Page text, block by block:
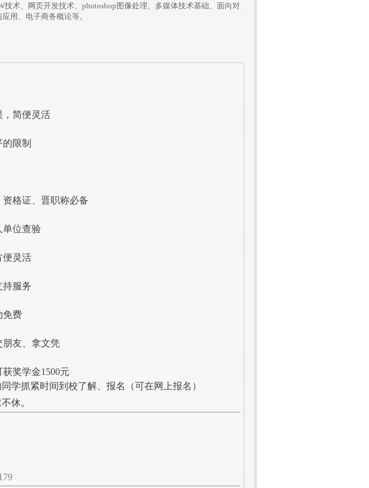
技术、网页开发技术、photoshop图像处理、多媒体技术基础、面向对
用、电子商务概论等。
，简便灵活
限制
格证、晋职称必备
单位查验
便灵活
持服务
免费
朋友、拿文凭
奖学金1500元
学抓紧时间到校了解、报名（可在网上报名）
休。